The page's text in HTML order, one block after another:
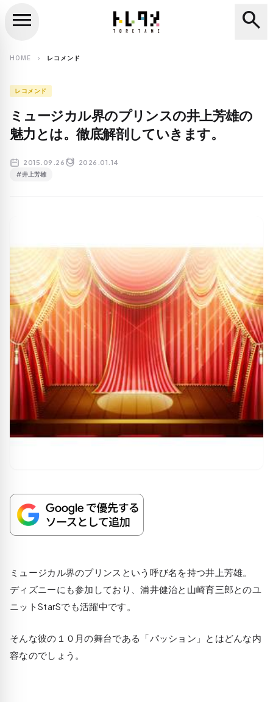
search
menu search
HOME chevron_right レコメンド
レコメンド
ミュージカル界のプリンスの井上芳雄の
魅力とは。徹底解剖していきます。
2015.09.26 2026.01.14
#井上芳雄
ミュージカル界のプリンスという呼び名を持つ井上芳雄。
ディズニーにも参加しており、浦井健治と山崎育三郎とのユ
ニットStarSでも活躍中です。
そんな彼の１０月の舞台である「パッション」とはどんな内
容なのでしょう。